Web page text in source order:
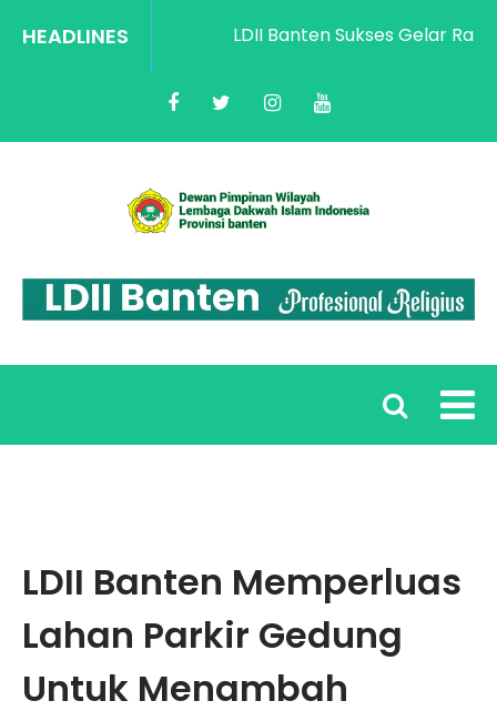
HEADLINES LDII Banten Sukses Gelar
LDII Banten Memperluas
Lahan Parkir Gedung
Untuk Menambah